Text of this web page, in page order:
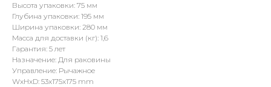
Высота упаковки: 75 мм
Глубина упаковки: 195 мм
Ширина упаковки: 280 мм
Масса для доставки (кг): 1,6
Гарантия: 5 лет
Назначение: Для раковины
Управление: Рычажное
WxHxD: 53x175x175 mm